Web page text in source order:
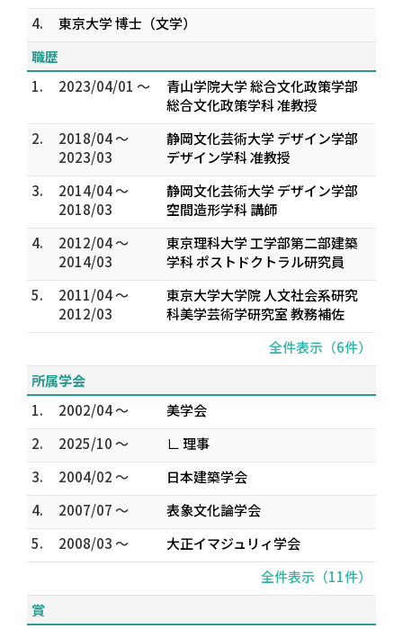
4.
東京大学 博士（文学）
職歴
1.
2023/04/01 ～
青山学院大学 総合文化政策学部
総合文化政策学科 准教授
2.
2018/04 ～
2023/03
静岡文化芸術大学 デザイン学部
デザイン学科 准教授
3.
2014/04 ～
2018/03
静岡文化芸術大学 デザイン学部
空間造形学科 講師
4.
2012/04 ～
2014/03
東京理科大学 工学部第二部建築
学科 ポストドクトラル研究員
5.
2011/04 ～
2012/03
東京大学大学院 人文社会系研究
科美学芸術学研究室 教務補佐
全件表示（6件）
所属学会
1.
2002/04 ～
美学会
2.
2025/10 ～
∟ 理事
3.
2004/02 ～
日本建築学会
4.
2007/07 ～
表象文化論学会
5.
2008/03 ～
大正イマジュリィ学会
全件表示（11件）
賞